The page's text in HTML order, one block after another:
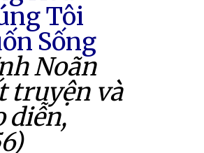
Tôi
Sống
Noãn
truyện và
diễn,